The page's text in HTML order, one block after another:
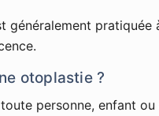
pratiquée
otoplastie ?
personne, enfant